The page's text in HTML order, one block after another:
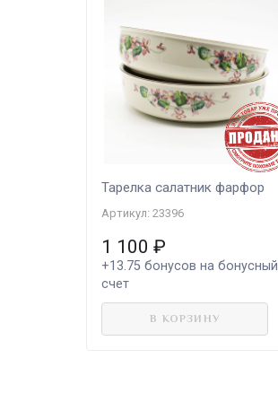
Тарелка салатник фарфор
Артикул: 23396
1 100 ₽
+13.75 бонусов на бонусный
счет
В КОРЗИНУ